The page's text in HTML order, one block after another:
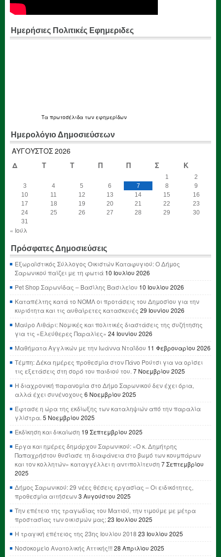
Ημερήσιες Πολιτικές Εφημεριδες
Τα πρωτοσέλιδα των εφημερίδων
Ημερολόγιο Δημοσιεύσεων
ΑΎΓΟΥΣΤΟΣ 2026
Δ
Τ Τ Π Π Σ Κ
1
2
3
4 5 6 7 8
9
10
11 12 13 14 15
16
17
18 19 20 21 22
23
24
25 26 27 28 29
30
31
« Ιούλ
Πρόσφατες Δημοσιεύσεις
Εξωραϊστικός Σύλλογος Οικιστών Καταφυγιού: Ο Δήμος
Σαρωνικού παίζει με τη φωτιά 10 Ιουλίου 2026
Pet Shop Σαρωνίδας – Βασίλης Βασιλείου 10 Ιουλίου 2026
Καταπέλτης κατά το ΝΟΜΛ οι προτάσεις του Δημοσίου για την
κυριότητα και τις αυθαίρετες κατασκευές 29 Ιουνίου 2026
Μαύρο Λιθάρι: Νομικές και πολιτικές διαστάσεις της συζήτησης
για τις «Ελεύθερες Παραλίες» 24 Ιουνίου 2026
Μαθήματα Αγγλικών με την Ιωάννα Νταΐδου 11 Φεβρουαρίου 2026
Τέμπη: Δέκα ημέρες προθεσμία στον Πάνο Ρούτσι για να ορίσει
τις εξετάσεις στη σορό του παιδιού του. 7 Νοεμβρίου 2025
Η διαχρονική παρανομία στο Δήμο Σαρωνικού δεν έχει όρια,
αλλά έχει συνένοχους 6 Νοεμβρίου 2025
Έφτασε η ώρα της εκδίωξης των καταληψιών από την παραλία
γλίστρα. 5 Νοεμβρίου 2025
Εκδίκηση και δικαίωση 19 Σεπτεμβρίου 2025
Έργα και ημέρες δημάρχου Σαρωνικού: «Ο κ. Δημήτρης
Παπαχρήστου θυσίασε τη διαφάνεια στο βωμό των κουμπάρων
και τον κολλητών» καταγγέλλει η αντιπολίτευση 7 Σεπτεμβρίου
2025
Δήμος Σαρωνικού: 29 νέες θέσεις εργασίας – Οι ειδικότητες,
προθεσμία αιτήσεων3 Αυγούστου 2025
Την επέτειο της τραγωδίας του Ματιού, την τιμούμε με μέτρα
προστασίας των οικισμών μας;23 Ιουλίου 2025
Η τραγική επέτειος της 23ης Ιουλίου 2018 23 Ιουλίου 2025
Νοσοκομείο Ανατολικής Αττικής!!! 28 Απριλίου 2025